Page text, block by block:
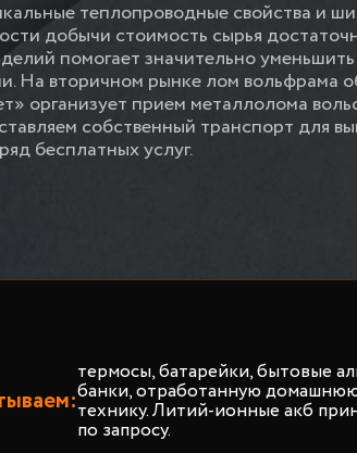
теплопроводные свойства и
добычи стоимость сырья
помогает значительно
На вторичном рынке лом вольфрама
организует прием металлолома
собственный транспорт для
бесплатных услуг.
термосы, батарейки, бытовые
банки, отработанную
технику. Литий-ионные акб
по запросу.